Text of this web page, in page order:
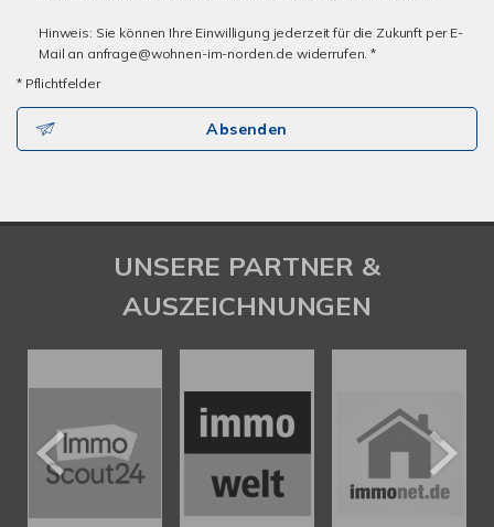
Hinweis: Sie können Ihre Einwilligung jederzeit für die Zukunft per E-
Mail an anfrage@wohnen-im-norden.de widerrufen. *
* Pflichtfelder
Absenden
UNSERE PARTNER &
AUSZEICHNUNGEN